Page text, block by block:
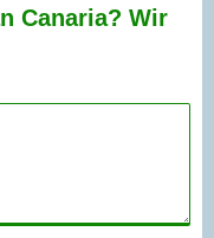
Canaria? Wir